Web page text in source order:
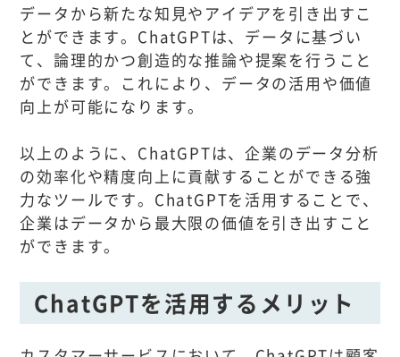
データから新たな知見やアイデアを引き出すこ
とができます。ChatGPTは、データに基づい
て、論理的かつ創造的な推論や提案を行うこと
ができます。これにより、データの活用や価値
向上が可能になります。
以上のように、ChatGPTは、企業のデータ分析
の効率化や精度向上に貢献することができる強
力なツールです。ChatGPTを活用することで、
企業はデータから最大限の価値を引き出すこと
ができます。
ChatGPTを活用するメリット